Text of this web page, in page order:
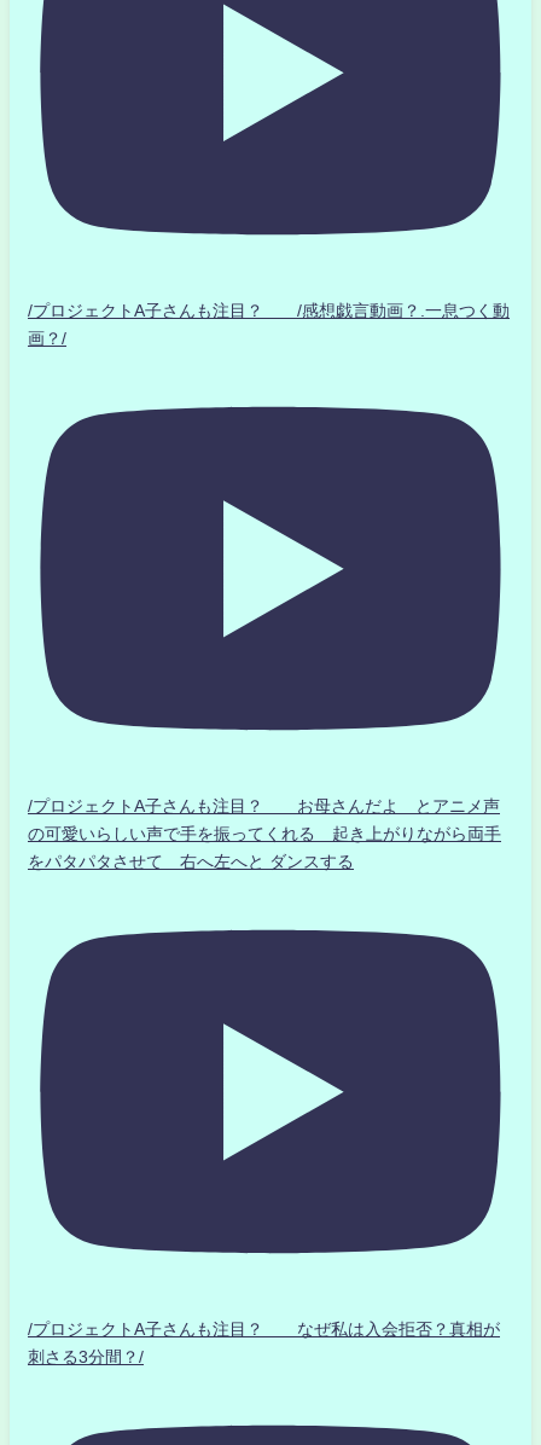
/プロジェクトA子さんも注目？ /感想戯言動画？.一息つく動
画？/
/プロジェクトA子さんも注目？ お母さんだよ とアニメ声
の可愛いらしい声で手を振ってくれる 起き上がりながら両手
をパタパタさせて 右へ左へと ダンスする
/プロジェクトA子さんも注目？ なぜ私は入会拒否？真相が
刺さる3分間？/